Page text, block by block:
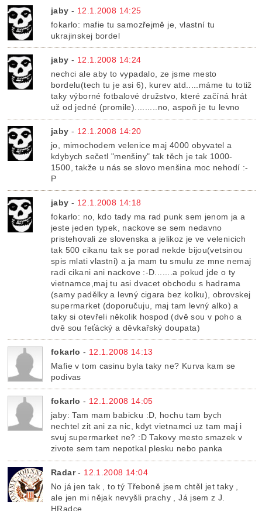
jaby - 12.1.2008 14:25
fokarlo: mafie tu samozřejmě je, vlastní tu
ukrajinskej bordel
jaby - 12.1.2008 14:24
nechci ale aby to vypadalo, ze jsme mesto
bordelu(tech tu je asi 6), kurev atd.....máme tu totiž
taky výborné fotbalové družstvo, které začíná hrát
už od jedné (promile).........no, aspoň je tu levno
jaby - 12.1.2008 14:20
jo, mimochodem velenice maj 4000 obyvatel a
kdybych sečetl "menšiny" tak těch je tak 1000-
1500, takže u nás se slovo menšina moc nehodí :-
P
jaby - 12.1.2008 14:18
fokarlo: no, kdo tady ma rad punk sem jenom ja a
jeste jeden typek, nackove se sem nedavno
pristehovali ze slovenska a jelikoz je ve velenicich
tak 500 cikanu tak se porad nekde bijou(vetsinou
spis mlati vlastni) a ja mam tu smulu ze mne nemaj
radi cikani ani nackove :-D.......a pokud jde o ty
vietnamce,maj tu asi dvacet obchodu s hadrama
(samy padělky a levný cigara bez kolku), obrovskej
supermarket (doporučuju, maj tam levný alko) a
taky si otevřeli několik hospod (dvě sou v poho a
dvě sou feťácký a děvkařský doupata)
fokarlo - 12.1.2008 14:13
Mafie v tom casinu byla taky ne? Kurva kam se
podivas
fokarlo - 12.1.2008 14:05
jaby: Tam mam babicku :D, hochu tam bych
nechtel zit ani za nic, kdyt vietnamci uz tam maj i
svuj supermarket ne? :D Takovy mesto smazek v
zivote sem tam nepotkal plesku nebo panka
Radar- 12.1.2008 14:04
No já jen tak , to tý Třeboně jsem chtěl jet taky ,
ale jen mi nějak nevyšli prachy , Já jsem z J.
HRadce